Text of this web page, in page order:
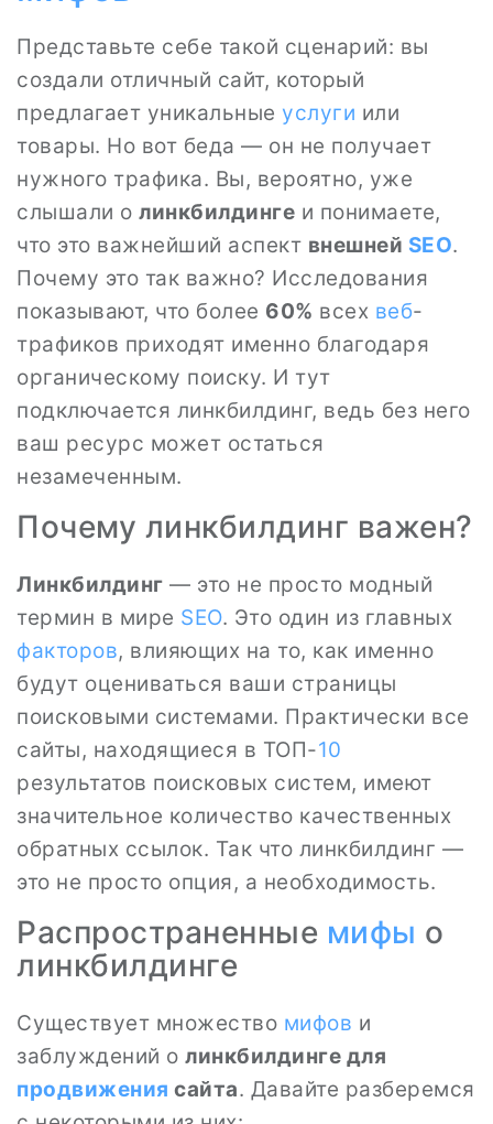
Представьте себе такой сценарий: вы
создали отличный сайт, который
предлагает уникальные услуги или
товары. Но вот беда — он не получает
нужного трафика. Вы, вероятно, уже
слышали о линкбилдинге и понимаете,
что это важнейший аспект внешней SEO.
Почему это так важно? Исследования
показывают, что более 60% всех веб-
трафиков приходят именно благодаря
органическому поиску. И тут
подключается линкбилдинг, ведь без него
ваш ресурс может остаться
незамеченным.
Почему линкбилдинг важен?
Линкбилдинг — это не просто модный
термин в мире SEO. Это один из главных
факторов, влияющих на то, как именно
будут оцениваться ваши страницы
поисковыми системами. Практически все
сайты, находящиеся в ТОП-10
результатов поисковых систем, имеют
значительное количество качественных
обратных ссылок. Так что линкбилдинг —
это не просто опция, а необходимость.
Распространенные мифы о
линкбилдинге
Существует множество мифов и
заблуждений о линкбилдинге для
продвижения сайта. Давайте разберемся